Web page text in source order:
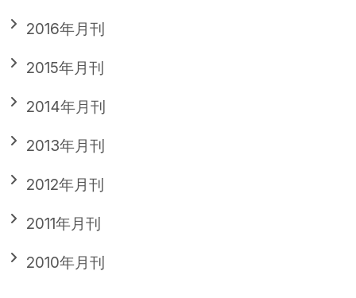
2016年月刊
2015年月刊
2014年月刊
2013年月刊
2012年月刊
2011年月刊
2010年月刊